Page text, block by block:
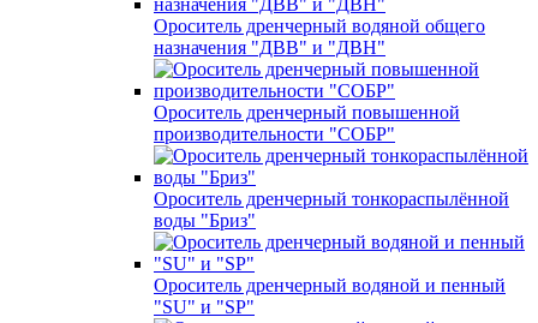
Ороситель дренчерный водяной общего
назначения "ДВВ" и "ДВН"
Ороситель дренчерный повышенной
производительности "СОБР"
Ороситель дренчерный тонкораспылённой
воды "Бриз"
Ороситель дренчерный водяной и пенный
"SU" и "SP"